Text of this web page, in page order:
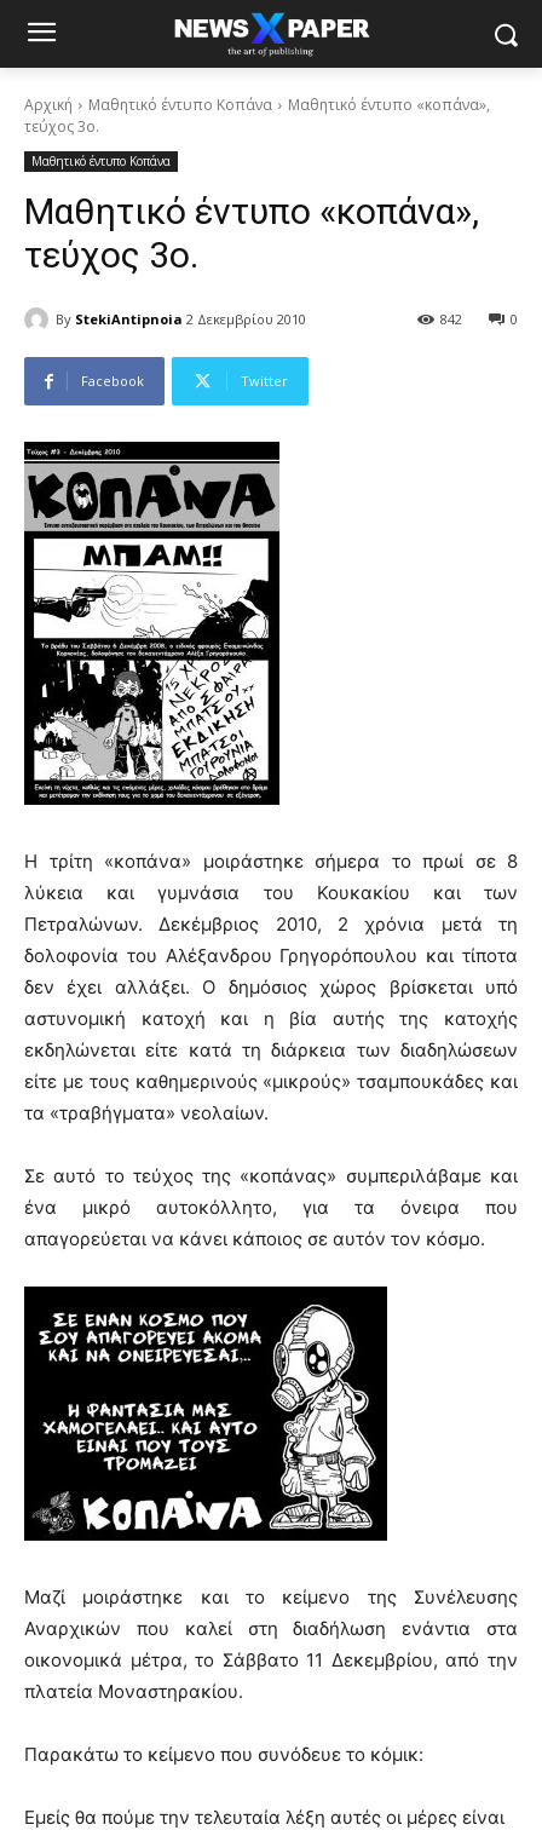
Αρχική Μαθητικό έντυπο Κοπάνα
Μαθητικό έντυπο «κοπάνα»,
τεύχος 3ο.
Μαθητικό έντυπο Κοπάνα
Μαθητικό έντυπο «κοπάνα»,
τεύχος 3ο.
By StekiAntipnoia 2 Δεκεμβρίου 2010 0
842
Facebook Twitter
Η τρίτη «κοπάνα» μοιράστηκε σήμερα το πρωί σε 8
λύκεια και γυμνάσια του Κουκακίου και των
Πετραλώνων. Δεκέμβριος 2010, 2 χρόνια μετά τη
δολοφονία του Αλέξανδρου Γρηγορόπουλου και τίποτα
δεν έχει αλλάξει. Ο δημόσιος χώρος βρίσκεται υπό
αστυνομική κατοχή και η βία αυτής της κατοχής
εκδηλώνεται είτε κατά τη διάρκεια των διαδηλώσεων
είτε με τους καθημερινούς «μικρούς» τσαμπουκάδες και
τα «τραβήγματα» νεολαίων.
Σε αυτό το τεύχος της «κοπάνας» συμπεριλάβαμε και
ένα μικρό αυτοκόλλητο, για τα όνειρα που
απαγορεύεται να κάνει κάποιος σε αυτόν τον κόσμο.
Μαζί μοιράστηκε και το κείμενο της Συνέλευσης
Αναρχικών που καλεί στη διαδήλωση ενάντια στα
οικονομικά μέτρα, το Σάββατο 11 Δεκεμβρίου, από την
πλατεία Μοναστηρακίου.
Παρακάτω το κείμενο που συνόδευε το κόμικ:
Εμείς θα πούμε την τελευταία λέξη αυτές οι μέρες είναι